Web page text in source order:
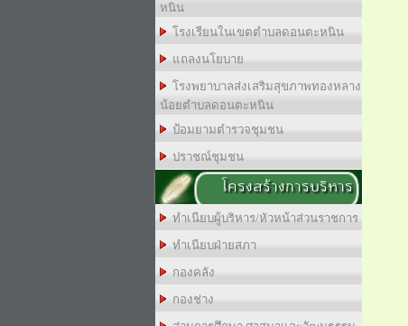
หนิน
โรงเรียนในเขตตำบลดอนตะหนิน
แถลงนโยบาย
โรงพยาบาลส่งเสริมสุขภาพทองหลาง
น้อยตำบลดอนตะหนิน
ป้อมยามตำรวจชุมชน
ปราชณ์ชุมชน
โครงสร้างการบริหาร
ทำเนียบผู้บริหาร/หัวหน้าส่วนราชการ
ทำเนียบฝ่ายสภา
กองคลัง
กองช่าง